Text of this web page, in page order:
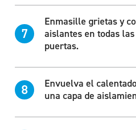
7
Enmasille grietas y
aislantes en todas
puertas.
8
Envuelva el
una capa de